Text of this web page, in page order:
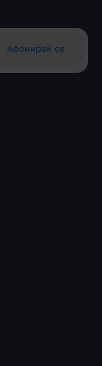
Абонирай се